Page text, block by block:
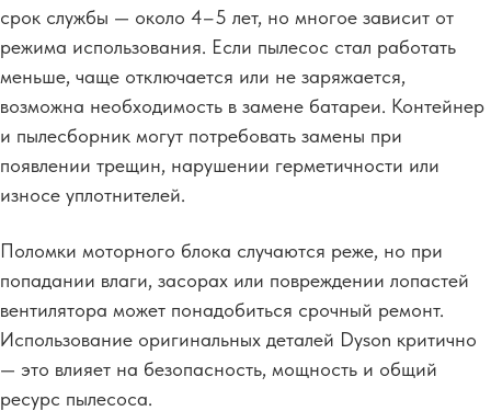
срок службы — около 4–5 лет, но многое зависит от
режима использования. Если пылесос стал работать
меньше, чаще отключается или не заряжается,
возможна необходимость в замене батареи. Контейнер
и пылесборник могут потребовать замены при
появлении трещин, нарушении герметичности или
износе уплотнителей.
Поломки моторного блока случаются реже, но при
попадании влаги, засорах или повреждении лопастей
вентилятора может понадобиться срочный ремонт.
Использование оригинальных деталей Dyson критично
— это влияет на безопасность, мощность и общий
ресурс пылесоса.